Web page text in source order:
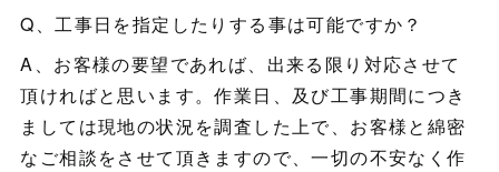
Q、工事日を指定したりする事は可能ですか？
A、お客様の要望であれば、出来る限り対応させて
頂ければと思います。作業日、及び工事期間につき
ましては現地の状況を調査した上で、お客様と綿密
なご相談をさせて頂きますので、一切の不安なく作